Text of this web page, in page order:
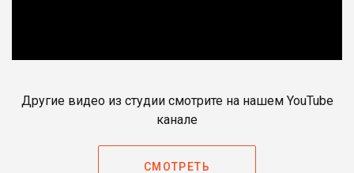
Другие видео из студии смотрите на нашем YouTube
канале
СМОТРЕТЬ